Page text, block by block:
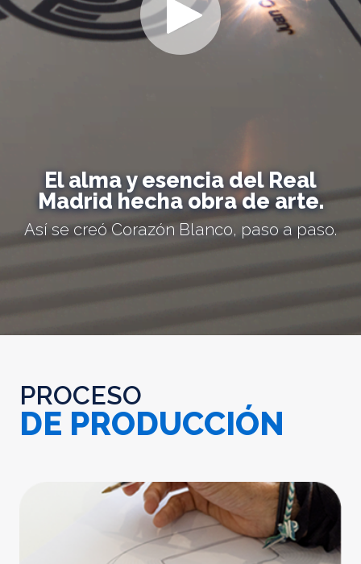
El alma y esencia del Real
Madrid hecha obra de arte.
Así se creó Corazón Blanco, paso a paso.
PROCESO
DE PRODUCCIÓN